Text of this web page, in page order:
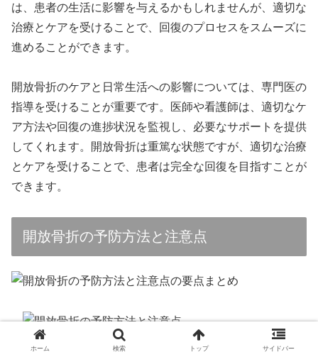
は、患者の生活に影響を与えるかもしれませんが、適切な
治療とケアを受けることで、回復のプロセスをスムーズに
進めることができます。
開放骨折のケアと日常生活への影響については、専門医の
指導を受けることが重要です。医師や看護師は、適切なケ
ア方法や回復の進捗状況を監視し、必要なサポートを提供
してくれます。開放骨折は重篤な状態ですが、適切な治療
とケアを受けることで、患者は完全な回復を目指すことが
できます。
開放骨折の予防方法と注意点
ホーム 検索 トップ サイドバー